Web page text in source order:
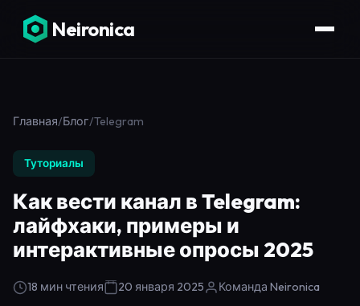
Neironica
Главная/Блог/Telegram
Туториалы
Как вести канал в Telegram:
лайфхаки, примеры и
интерактивные опросы 2025
18 мин чтения 20 января 2025 Команда Neironica